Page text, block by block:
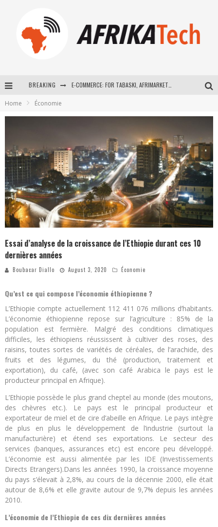
BREAKING
How Technology Has Changed Sports
Home Économie
Essai d’analyse de la croissance de l’Ethiopie durant ces 10
dernières années
Boubacar Diallo August 3, 2020 Économie
Qu’est ce qui compose l’économie éthiopienne ?
L’Ethiopie compte actuellement 112 411 076 millions d’habitants.
L’économie éthiopienne repose sur l’agriculture : 85% de la
population est fermière. Malgré des conditions climatiques
difficiles, les éthiopiens réussissent à cultiver des roses, des
raisins, toutes sortes de variétés de céréales, de l’arachide, des
fruits et des légumes, du thé (production, traitement et
exportation), du café, (avec son café Arabica le pays est le
producteur principal en Afrique).
L’Ethiopie possède le plus grand cheptel au monde (des moutons,
des chèvres etc.). Le pays est le principal producteur et
exportateur de miel et de cire d’abeille en Afrique. Le pays intègre
de plus en plus le développement de l’industrie (surtout la
manufacturière) et étend ses exportations. Le secteur des
services (banques, assurances etc) est encore peu développé.
L’économie est aussi alimentée par les IDE (Investissements
Directs Etrangers).Dans les années 1990, la croissance moyenne
du pays s’élevait à 2,8%, au cours de la décennie 2000, elle était
autour de 8,6% et elle gravite autour de 9,7% depuis les années
2010.
L’économie de l’Ethiopie de ces dix dernières années